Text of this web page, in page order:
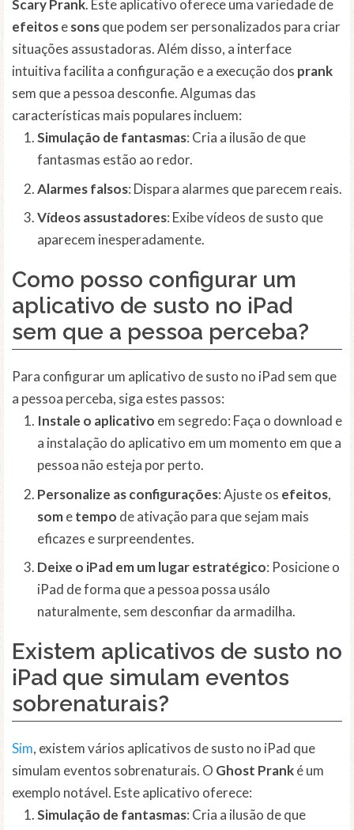
Scary Prank. Este aplicativo oferece uma variedade de
efeitosesonsque podem ser personalizados para criar
situações assustadoras. Além disso, a interface
intuitiva facilita a configuração e a execução dos prank
sem que a pessoa desconfie. Algumas das
características mais populares incluem:
Simulação de fantasmas: Cria a ilusão de que
fantasmas estão ao redor.
Alarmes falsos: Dispara alarmes que parecem reais.
Vídeos assustadores: Exibe vídeos de susto que
aparecem inesperadamente.
Como posso configurar um
aplicativo de susto no iPad
sem que a pessoa perceba?
Para configurar um aplicativo de susto no iPad sem que
a pessoa perceba, siga estes passos:
Instale o aplicativo em segredo: Faça o download e
a instalação do aplicativo em um momento em que a
pessoa não esteja por perto.
Personalize as configurações: Ajuste os efeitos,
sometempo de ativação para que sejam mais
eficazes e surpreendentes.
Deixe o iPad em um lugar estratégico: Posicione o
iPad de forma que a pessoa possa usálo
naturalmente, sem desconfiar da armadilha.
Existem aplicativos de susto no
iPad que simulam eventos
sobrenaturais?
Sim, existem vários aplicativos de susto no iPad que
simulam eventos sobrenaturais. O Ghost Pranké um
exemplo notável. Este aplicativo oferece:
Simulação de fantasmas: Cria a ilusão de que